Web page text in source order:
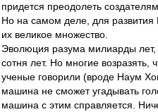
придется преодолеть
Но на самом деле, для
их великое множество.
Эволюция разума милиарды лет,
сотня лет. Но многие возразять,
ученые говорили (вроде Наум
машина не сможет угадывать
машина с этим справляется.